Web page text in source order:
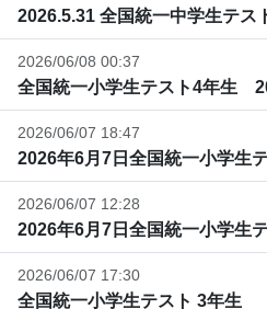
2026.5.31 全国統一中学生テ
2026/06/08 00:37
全国統一小学生テスト4年生
2026/06/07 18:47
2026年6月7日全国統一小学生
2026/06/07 12:28
2026年6月7日全国統一小学生
2026/06/07 17:30
全国統一小学生テスト 3年生